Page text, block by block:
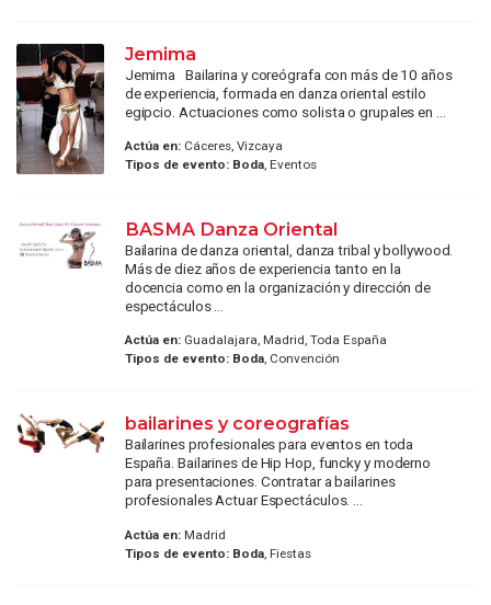
Jemima
Jemima Bailarina y coreógrafa con más de 10 años
de experiencia, formada en danza oriental estilo
egipcio. Actuaciones como solista o grupales en ...
Actúa en:Cáceres, Vizcaya
Tipos de evento: Boda, Eventos
BASMA Danza Oriental
Bailarina de danza oriental, danza tribal y bollywood.
Más de diez años de experiencia tanto en la
docencia como en la organización y dirección de
espectáculos ...
Actúa en:Guadalajara, Madrid, Toda España
Tipos de evento: Boda, Convención
bailarines y coreografías
Bailarines profesionales para eventos en toda
España. Bailarines de Hip Hop, funcky y moderno
para presentaciones. Contratar a bailarines
profesionales Actuar Espectáculos. ...
Actúa en:Madrid
Tipos de evento: Boda, Fiestas